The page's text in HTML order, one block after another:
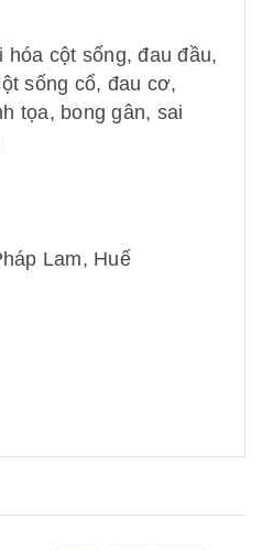
cột sống, đau đầu,
sống cổ, đau cơ,
tọa, bong gân, sai
Lam, Huế